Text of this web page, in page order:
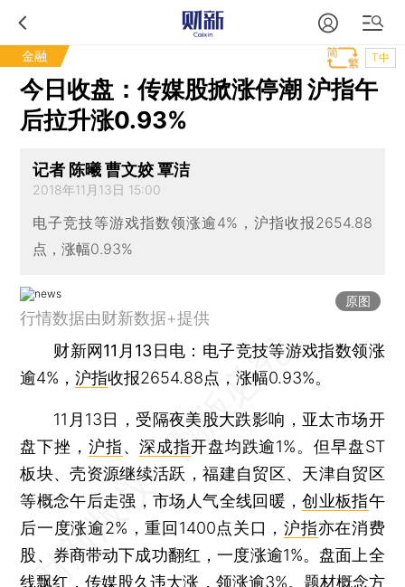
金融 T中
今日收盘：传媒股掀涨停潮 沪指午
后拉升涨0.93%
记者 陈曦 曹文姣 覃洁
2018年11月13日 15:00
电子竞技等游戏指数领涨逾4%，沪指收报2654.88
点，涨幅0.93%
原图
行情数据由财新数据+提供
财新网11月13日电 ：电子竞技等游戏指数领涨
逾4%，沪指收报2654.88点，涨幅0.93%。
11月13日，受隔夜美股大跌影响，亚太市场开
盘下挫， 沪指、深成指开盘均跌逾1%。但早盘ST
板块、壳资源继续活跃，福建自贸区、天津自贸区
等概念午后走强，市场人气全线回暖，创业板指午
后一度涨逾2%，重回1400点关口，沪指亦在消费
股、券商带动下成功翻红，一度涨逾1%。盘面上全
线飘红，传媒股久违大涨，领涨逾3%。题材概念方